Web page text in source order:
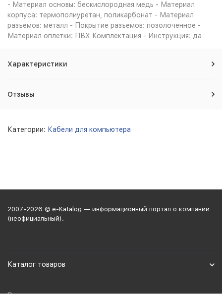
- Материал основы: бескислородная медь - Материал
корпуса: термополиуретан, поликарбонат - Материал
разъемов: металл - Покрытие разъемов: позолоченное -
Материал оплетки: ПВХ Комплектация - Инструкция: да
Характеристики
Отзывы
Категории: Кабели для компьютера
2007-2026 © e-Katalog — информационный портал о компании
(неофициальный).
Каталог товаров
Политика персональных данных